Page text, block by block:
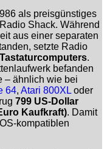
als preisgünstiges
Shack. Während
aus einer separaten
setzte Radio
Tastaturcomputers.
befanden
– ähnlich wie bei
64, Atari 800XL oder
799 US-Dollar
Kaufkraft). Damit
kompatiblen